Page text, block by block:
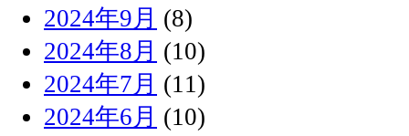
2024年9月 (8)
2024年8月 (10)
2024年7月 (11)
2024年6月 (10)